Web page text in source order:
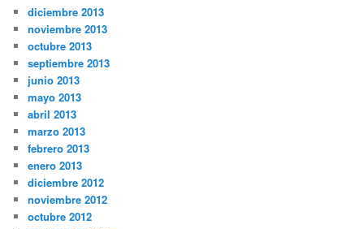
diciembre 2013
noviembre 2013
octubre 2013
septiembre 2013
junio 2013
mayo 2013
abril 2013
marzo 2013
febrero 2013
enero 2013
diciembre 2012
noviembre 2012
octubre 2012